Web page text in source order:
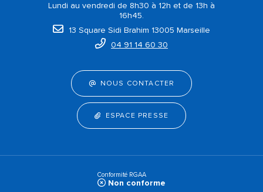
Lundi au vendredi de 8h30 à 12h et de 13h à
16h45.
13 Square Sidi Brahim 13005 Marseille
04 91 14 60 30
NOUS CONTACTER
ESPACE PRESSE
Conformité RGAA
Non conforme